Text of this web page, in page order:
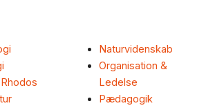
Naturvidenskab
Organisation &
Ledelse
Pædagogik